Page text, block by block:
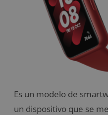
Es un modelo de
un dispositivo que se